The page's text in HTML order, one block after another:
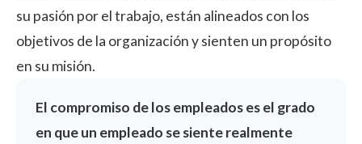
su pasión por el trabajo, están alineados con los
objetivos de la organización y sienten un propósito
en su misión.
El compromiso de los empleados es el grado
en que un empleado se siente realmente